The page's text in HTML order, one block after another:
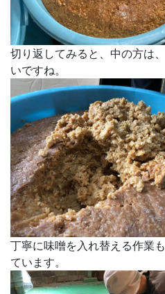
切り返してみると、中の方は
いですね。
丁寧に味噌を入れ替える作業
ています。